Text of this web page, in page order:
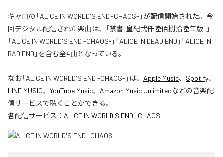
ギャロの「ALICE IN WORLD'S END -CHAOS-」が配信開始された。今
回デジタル配信された楽曲は、「禁書-皇紀弐仟陸佰捌拾陸年版-」
「ALICE IN WORLD'S END -CHAOS-」「ALICE IN DEAD END」「ALICE IN
BAD END」を含む全4曲となっている。
なお「ALICE IN WORLD'S END -CHAOS- 」は、 Apple Music、 Spotify、
LINE MUSIC、 YouTube Music、 Amazon Music Unlimitedなどの音楽配
信サービスで聴くことができる。
各配信サービス： ALICE IN WORLD'S END -CHAOS-